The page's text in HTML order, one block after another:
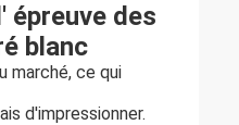
épreuve des
blanc
marché, ce qui
d'impressionner.